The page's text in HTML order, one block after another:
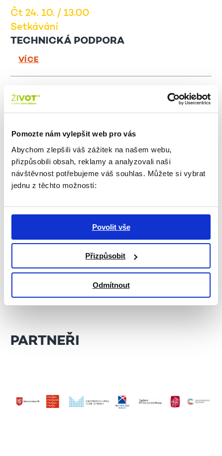
Pomozte nám vylepšit web pro vás
Abychom zlepšili váš zážitek na našem webu,
přizpůsobili obsah, reklamy a analyzovali naši
návštěvnost potřebujeme váš souhlas. Můžete si vybrat
jednu z těchto možností:
Povolit vše
Přizpůsobit
Odmítnout
Čt 24. 10. / 13.00
Setkávání
TECHNICKÁ PODPORA
VÍCE
Pá 25. 10. / 11.00
Setkávání
Út 29. 10. / 14.00
Setkávání
St 30. 10. / 18.00
Setkávání
QUEER TANČÍRNA
VÍCE
PARTNEŘI